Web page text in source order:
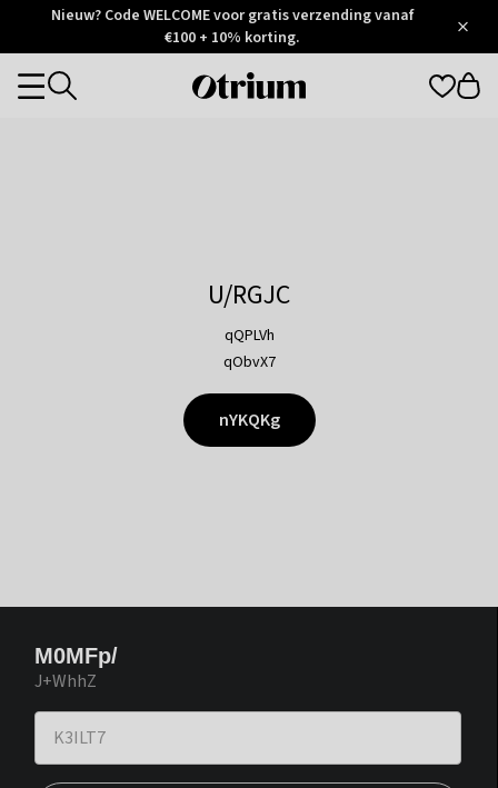
Otrium
Trustpilot
Nieuw? Code WELCOME voor gratis verzending vanaf
€100 + 10% korting.
Otrium
Categories
U/RGJC
qQPLVh
qObvX7
nYKQKg
M0MFp/
J+WhhZ